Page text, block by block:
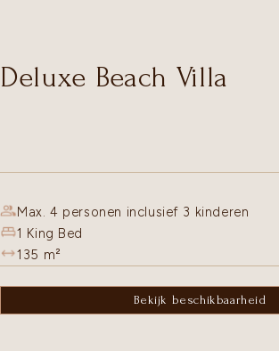
Deluxe Beach Villa
Max. 4 personen inclusief 3 kinderen
1 King Bed
135 m²
Bekijk beschikbaarheid